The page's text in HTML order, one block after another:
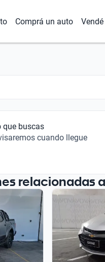
Comprá un auto
que buscas
cuando llegue
relacionadas